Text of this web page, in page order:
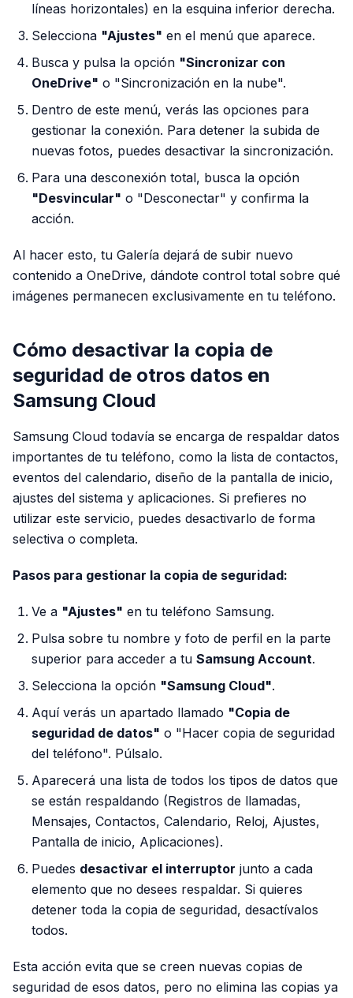
líneas horizontales) en la esquina inferior derecha.
Selecciona "Ajustes" en el menú que aparece.
Busca y pulsa la opción "Sincronizar con
OneDrive" o "Sincronización en la nube".
Dentro de este menú, verás las opciones para
gestionar la conexión. Para detener la subida de
nuevas fotos, puedes desactivar la sincronización.
Para una desconexión total, busca la opción
"Desvincular" o "Desconectar" y confirma la
acción.
Al hacer esto, tu Galería dejará de subir nuevo
contenido a OneDrive, dándote control total sobre qué
imágenes permanecen exclusivamente en tu teléfono.
Cómo desactivar la copia de
seguridad de otros datos en
Samsung Cloud
Samsung Cloud todavía se encarga de respaldar datos
importantes de tu teléfono, como la lista de contactos,
eventos del calendario, diseño de la pantalla de inicio,
ajustes del sistema y aplicaciones. Si prefieres no
utilizar este servicio, puedes desactivarlo de forma
selectiva o completa.
Pasos para gestionar la copia de seguridad:
Ve a "Ajustes" en tu teléfono Samsung.
Pulsa sobre tu nombre y foto de perfil en la parte
superior para acceder a tu Samsung Account.
Selecciona la opción "Samsung Cloud".
Aquí verás un apartado llamado "Copia de
seguridad de datos" o "Hacer copia de seguridad
del teléfono". Púlsalo.
Aparecerá una lista de todos los tipos de datos que
se están respaldando (Registros de llamadas,
Mensajes, Contactos, Calendario, Reloj, Ajustes,
Pantalla de inicio, Aplicaciones).
Puedes desactivar el interruptor junto a cada
elemento que no desees respaldar. Si quieres
detener toda la copia de seguridad, desactívalos
todos.
Esta acción evita que se creen nuevas copias de
seguridad de esos datos, pero no elimina las copias ya